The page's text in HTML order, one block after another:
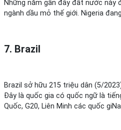
Những năm gần đây đất nước
ngành dầu mỏ thế giới. Nigeria
7. Brazil
Brazil sở hữu 215 triệu dân (5/
Đây là quốc gia có quốc ngữ là
Quốc, G20, Liên Minh các quốc